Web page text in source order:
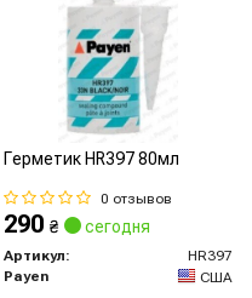
Герметик HR397 80мл
0 отзывов
290 ₴ сегодня
Артикул:
HR397
Payen
США